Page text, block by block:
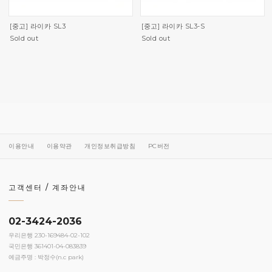
[중고] 라이카 SL3
Sold out
[중고] 라이카 SL3-S
Sold out
이용안내 이용약관 개인정보취급방침 PC버전
고객센터 / 계좌안내
02-3424-2036
우리은행 230-169484-02-102
국민은행 361401-04-083839
예금주명 : 박정수(n.c park)